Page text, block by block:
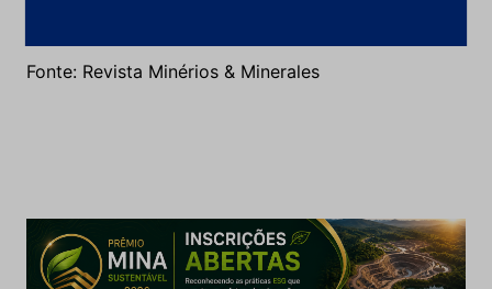
Fonte: Revista Minérios & Minerales